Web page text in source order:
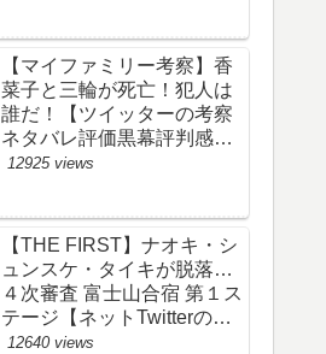
め・スッキリ・
BE:FIRST・ビーファース
ト】
【マイファミリー考察】香
菜子と三輪が死亡！犯人は
誰だ！【ツイッターの考察
ネタバレ評価黒幕評判感想
批判原作犯人キャスト脚本
12925 views
【THE FIRST】ナオキ・シ
ュンスケ・タイキが脱落…
４次審査 富士山合宿 第１ス
テージ【ネットTwitterのネ
タバレ感想考察評価評判ま
12640 views